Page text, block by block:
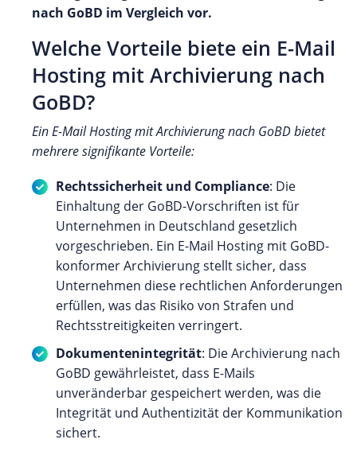
nach GoBD im Vergleich vor.
Welche Vorteile biete ein E-Mail
Hosting mit Archivierung nach
GoBD?
Ein E-Mail Hosting mit Archivierung nach GoBD bietet
mehrere signifikante Vorteile:
Rechtssicherheit und Compliance: Die
Einhaltung der GoBD-Vorschriften ist für
Unternehmen in Deutschland gesetzlich
vorgeschrieben. Ein E-Mail Hosting mit GoBD-
konformer Archivierung stellt sicher, dass
Unternehmen diese rechtlichen Anforderungen
erfüllen, was das Risiko von Strafen und
Rechtsstreitigkeiten verringert.
Dokumentenintegrität: Die Archivierung nach
GoBD gewährleistet, dass E-Mails
unveränderbar gespeichert werden, was die
Integrität und Authentizität der Kommunikation
sichert.